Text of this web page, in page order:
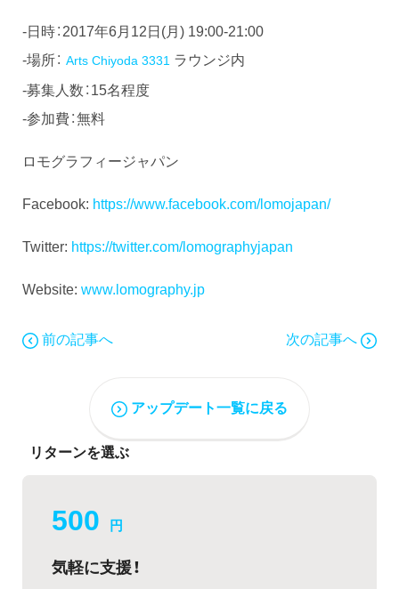
-日時：2017年6月12日(月) 19:00-21:00
-場所： Arts Chiyoda 3331 ラウンジ内
-募集人数：15名程度
-参加費：無料
ロモグラフィージャパン
Facebook: https://www.facebook.com/lomojapan/
Twitter: https://twitter.com/lomographyjapan
Website: www.lomography.jp
前の記事へ 次の記事へ
アップデート一覧に戻る
リターンを選ぶ
500 円
気軽に支援！